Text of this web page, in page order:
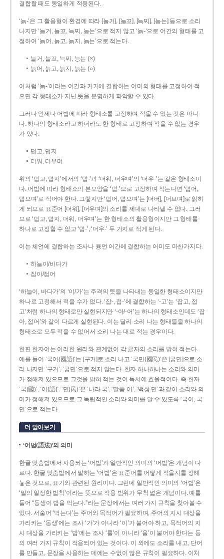
결합할 때도 동일하게 적용된다.
‘늙-’은 그 활용형이 환경에 따라 [늘거], [늘꼬], [늑찌], [능는] 등으로 소리
나지만 ‘늘거, 늘꼬, 늑찌, 능는’으로 적지 않고 ‘늙-’으로 어간의 형태를 고
정하여 ‘늙어, 늙고, 늙지, 늙는’으로 적는다.
늘거, 늘꼬, 늑찌, 능는 (×)
늙어, 늙고, 늙지, 늙는 (○)
이처럼 ‘늙-­’이라는 어간과 거기에 결합하는 어미의 형태를 고정하여 적
으면 각 형태소가 지닌 뜻을 분명하게 파악할 수 있다.
그러나 언제나 어법에 따라 형태소를 고정하여 적을 수 있는 것은 아니
다. 하나의 형태소라고 하더라도 한 형태로 고정하여 적을 수 없는 경우
가 있다.
덥고, 덥지
더워, 더우며
위의 ‘덥고, 덥지’에서의 ‘덥-­’과 ‘더워, 더우며’의 ‘더우-­’는 같은 형태소이
다. 어법에 따라 형태소의 본모양을 ‘덥-­’으로 고정하여 적는다면 ‘덥어,
덥으며’로 적어야 한다. 그렇지만 ‘덥어, 덥으며’는 [더버], [더브며]로 읽히
게 되므로 표준어 [더워], [더우며]의 소리를 제대로 나타낼 수 없다. 그러
므로 ‘덥고, 덥지, 더워, 더우며’는 한 형태소의 활용형이지만 그 형태를
하나로 고정할 수 없고 ‘덥-’, ‘더우-’ 두 가지로 적게 된다.
이는 체언에 결합하는 조사나 용언 어간에 결합하는 어미도 마찬가지다.
하늘이/바다가
잡아/접어
‘하늘이, 바다가’의 ‘이/가’는 주격의 뜻을 나타내는 동일한 형태소이지만
하나로 고정해서 적을 수가 없다. ‘잡-, 접-’에 결합하는 ‘-고’는 ‘잡고, 접
고’처럼 하나의 형태로만 실현되지만 ‘-아/-어’는 하나의 형태소인데도 ‘잡
아, 접어’와 같이 다르게 실현된다. 이는 달리 소리 나는 형태들을 하나의
형태소로 모두 적을 수 없어서 소리 나는 대로 적는 경우이다.
한편 한자어는 이러한 원리와 관계없이 각 글자의 소리를 밝혀 적는다.
예를 들어 ‘국어(國語)’는 [구거]로 소리 나고 ‘국민(國民)’은 [궁민]으로 소
리 나지만 ‘구거’, ‘궁민’으로 적지 않는다. 한자 하나하나는 소리와 의미
가 정해져 있으므로 그것을 밝혀 적는 것이 독서에 효율적이다. 즉 한자
‘국(國)’, ‘어(語)’, ‘민(民)’은 ‘나라 국’, ‘말씀 어’, ‘백성 민’과 같이 소리와 의
미가 정해져 있으므로 그 독립적인 소리와 의미를 알 수 있도록 ‘국어, 국
민’으로 적는다.
더 알아보기
‘어법(語法)’의 의미
한글 맞춤법에서 사용되는 ‘어법’과 일반적인 의미의 ‘어법’은 개념이 다
르다. 한글 맞춤법에서 말하는 ‘어법’은 표준어를 어떻게 적을지를 정해
놓은 것으로, 표기와 관련된 원리이다. 그런데 일반적인 의미의 ‘어법’은
‘말의 일정한 법칙’이라는 뜻으로 적용 범위가 무척 넓은 개념이다. 예를
들어 “동생이 밥을 먹는다.”라는 문장에서는 여러 가지 규칙을 찾아볼 수
있다. 서술어 ‘먹는다’는 주어와 목적어가 필요하며, 주어의 지시 대상을
가리키는 ‘동생’에는 조사 ‘가’가 아니라 ‘이’가 붙어야 하고, 목적어의 지
시 대상을 가리키는 ‘밥’에는 조사 ‘를’이 아니라 ‘을’이 붙어야 한다는 등
의 여러 가지 규칙이 적용되어 있는 것이다. 이 외에도 소리를 내고, 단어
를 만들고, 문장을 사용하는 데에는 수없이 많은 규칙이 필요하다. 이처